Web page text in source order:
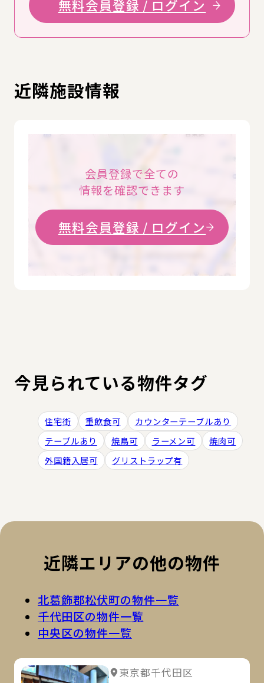
無料会員登録 / ログイン
近隣施設情報
会員登録で全ての
情報を確認できます
無料会員登録 / ログイン
今見られている物件タグ
住宅街 重飲食可
カウンターテーブルあり
テーブルあり
焼鳥可 ラーメン可
焼肉可
外国籍入居可
グリストラップ有
近隣エリアの他の物件
北葛飾郡松伏町の物件一覧
千代田区の物件一覧
中央区の物件一覧
詳細を見る
東京都千代田区